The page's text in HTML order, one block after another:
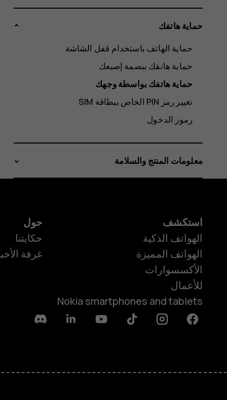
حماية هاتفك
حماية الهاتف باستخدام قفل الشاشة
حماية هاتفك ببصمة إصبعك
حماية هاتفك بواسطة وجهك
تغيير رمز PIN الخاص ببطاقة SIM‬
رموز الدخول
معلومات المنتج والسلامة
استكشف
الهواتف الذكية
الهواتف المميزة
الأكسسوارات
للأعمال
Nokia smartphones and tablets
حول
حكايتنا
غرفة
Facebook
Instagram
Tiktok
Youtube
Linkedin
Discord